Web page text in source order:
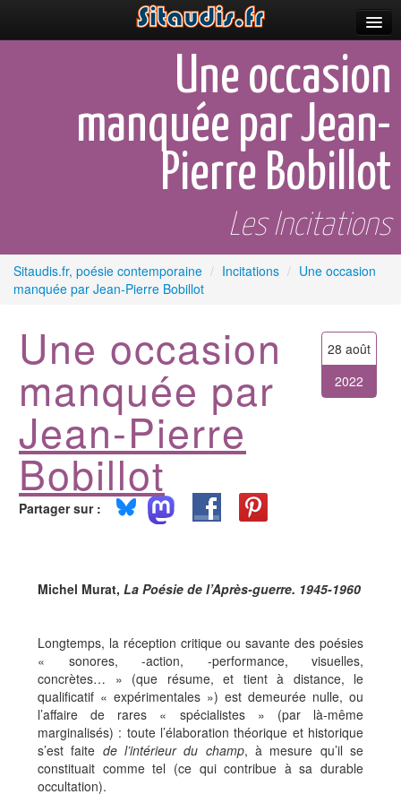
Poèmes et fictions
Prescriptions
Une occasion
manquée par Jean-
Pierre Bobillot
Les Incitations
Sitaudis.fr, poésie contemporaine / Incitations / Une occasion
manquée par Jean-Pierre Bobillot
28 août
2022
Une occasion
manquée par
Jean-Pierre
Bobillot
Partager sur :
Michel Murat, La Poésie de l’Après-guerre. 1945-1960
Longtemps, la réception critique ou savante des poésies
« sonores, -action, -performance, visuelles,
concrètes… » (que résume, et tient à distance, le
qualificatif « expérimentales ») est demeurée nulle, ou
l’affaire de rares « spécialistes » (par là-même
marginalisés) : toute l’élaboration théorique et historique
s’est faite de l’intérieur du champ, à mesure qu’il se
constituait comme tel (ce qui contribue à sa durable
occultation).